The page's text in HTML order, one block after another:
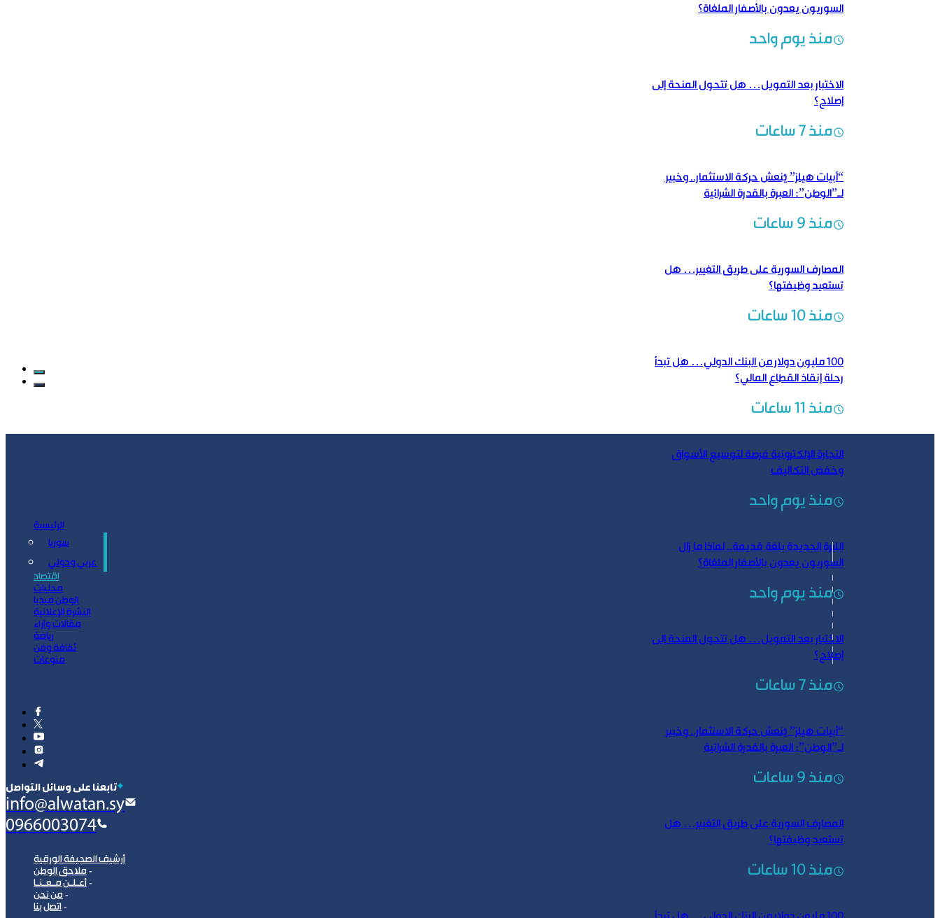
السوريون يعدون بالأصفار الملغاة؟
منذ يوم واحد
الاختبار بعد التمويل… هل تتحول المنحة إلى
إصلاح؟
منذ 7 ساعات
“أبيات هيلز” يُنعش حركة الاستثمار.. وخبير
لـ”الوطن”: العبرة بالقدرة الشرائية
منذ 9 ساعات
المصارف السورية على طريق التغيير… هل
تستعيد وظيفتها؟
منذ 10 ساعات
100 مليون دولار من البنك الدولي… هل تبدأ
رحلة إنقاذ القطاع المالي؟
منذ 11 ساعات
التجارة الإلكترونية فرصة لتوسيع الأسواق
وخفض التكاليف
منذ يوم واحد
الليرة الجديدة بلغة قديمة..‏ لماذا ما زال
السوريون يعدون بالأصفار الملغاة؟
منذ يوم واحد
الاختبار بعد التمويل… هل تتحول المنحة إلى
إصلاح؟
منذ 7 ساعات
“أبيات هيلز” يُنعش حركة الاستثمار.. وخبير
لـ”الوطن”: العبرة بالقدرة الشرائية
منذ 9 ساعات
المصارف السورية على طريق التغيير… هل
تستعيد وظيفتها؟
منذ 10 ساعات
الرئيسية
سوريا
عربي ودولي
اقتصاد
محليات
الوطن ميديا
النشرة الإعلانية
مقالات وآراء
رياضة
ثقافة وفن
منوعات
‫تابعنا على وسائل التواصل
info@alwatan.sy
0966003074
أرشيف الصحيفة الورقية
ملاحق الوطن
أعـلـن مـعـنـا
من نحن
اتصل بنا